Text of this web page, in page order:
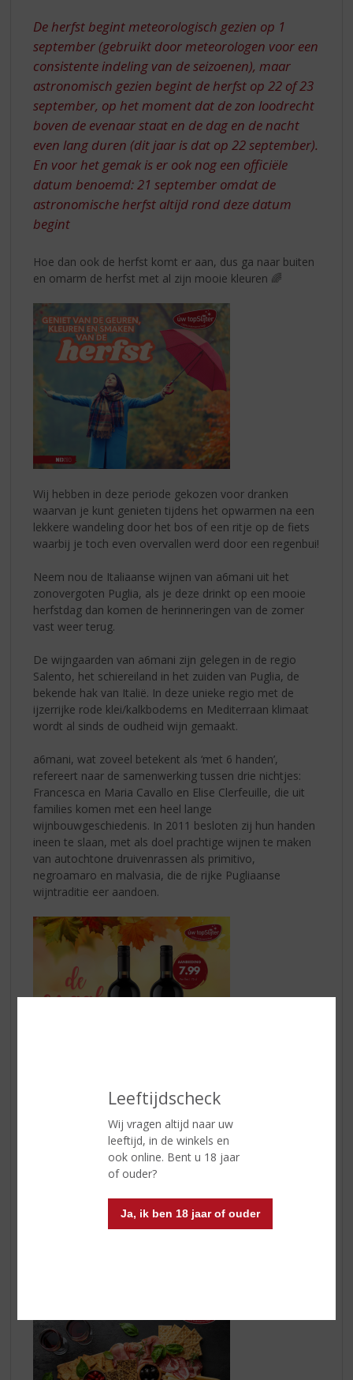
Leeftijdscheck
Wij vragen altijd naar uw
leeftijd, in de winkels en
ook online. Bent u 18 jaar
of ouder?
Ja, ik ben 18 jaar of ouder
DE
DEUR
De herfst begint meteorologisch gezien op 1
september (gebruikt door meteorologen voor een
consistente indeling van de seizoenen), maar
astronomisch gezien begint de herfst op 22 of 23
september, op het moment dat de zon loodrecht
boven de evenaar staat en de dag en de nacht
even lang duren (dit jaar is dat op 22 september).
En voor het gemak is er ook nog een officiële
datum benoemd: 21 september omdat de
astronomische herfst altijd rond deze datum
begint
Hoe dan ook de herfst komt er aan, dus ga naar buiten
en omarm de herfst met al zijn mooie kleuren 🌈
Wij hebben in deze periode gekozen voor dranken
waarvan je kunt genieten tijdens het opwarmen na een
lekkere wandeling door het bos of een ritje op de fiets
waarbij je toch even overvallen werd door een regenbui!
Neem nou de Italiaanse wijnen van a6mani uit het
zonovergoten Puglia, als je deze drinkt op een mooie
herfstdag dan komen de herinneringen van de zomer
vast weer terug.
De wijngaarden van a6mani zijn gelegen in de regio
Salento, het schiereiland in het zuiden van Puglia, de
bekende hak van Italië. In deze unieke regio met de
ijzerrijke rode klei/kalkbodems en Mediterraan klimaat
wordt al sinds de oudheid wijn gemaakt.
a6mani, wat zoveel betekent als ‘met 6 handen’,
refereert naar de samenwerking tussen drie nichtjes:
Francesca en Maria Cavallo en Elise Clerfeuille, die uit
families komen met een heel lange
wijnbouwgeschiedenis. In 2011 besloten zij hun handen
ineen te slaan, met als doel prachtige wijnen te maken
van autochtone druivenrassen als primitivo,
negroamaro en malvasia, die de rijke Pugliaanse
wijntraditie eer aandoen.
a6mani Lifili Salice Salentino DOPbevat 85%
negroamaro en 15% malvasia nera di Brindisi. Het is
een helderrode wijn met aroma’s van kersen en laurier.
In de mond krachtig met een goede structuur en een
Lifili Primitivo Salento IGP
is gemaakt van 100%
Primitivo; heeft een donker robijnrode kleur. De aroma’s